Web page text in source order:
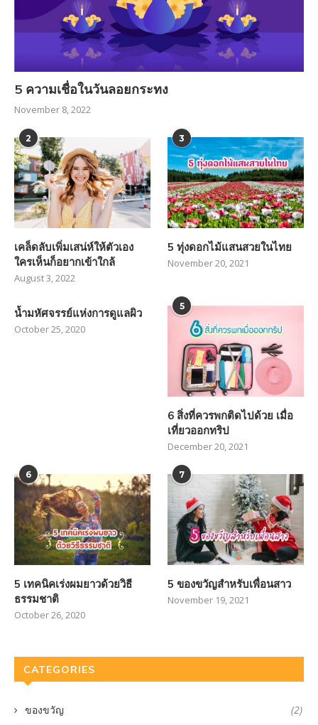
5 ความเชื่อในวันลอยกระทง
November 8, 2022
2
เคล็ดลับเพิ่มเสน่ห์ให้ตัวเอง
ใครเห็นก็อยากเข้าใกล้
August 3, 2022
3
5 ทุ่งดอกไม้แสนสวยในไทย
November 20, 2021
น้ำมหัศจรรย์แห่งการดูแลผิว
October 25, 2020
5
6 สิ่งที่ควรพกติดไปด้วย เมื่อ
เที่ยวออกทริป
December 20, 2021
6
5 เทคนิคเร่งผมยาวด้วยวิธี
ธรรมชาติ
October 26, 2020
7
5 ของขวัญสำหรับเพื่อนสาว
November 19, 2021
CATEGORIES
ของขวัญ (2)